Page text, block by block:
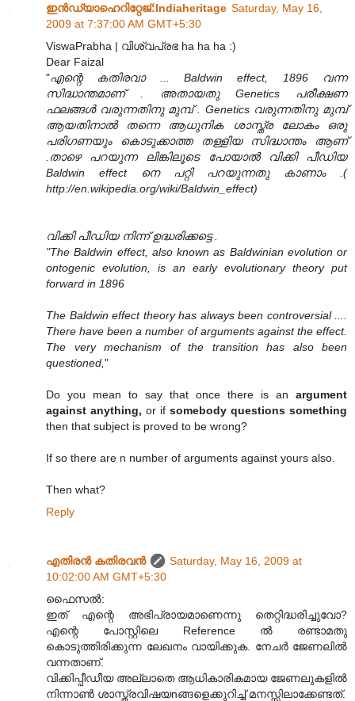
ഇന്‍ഡ്യാഹെറിറ്റേജ്‌:Indiaheritage Saturday, May 16,
2009 at 7:37:00 AM GMT+5:30
ViswaPrabha | വിശ്വപ്രഭ ha ha ha :)
Dear Faizal
"എന്റെ കതിരവാ ... Baldwin effect, 1896 വന്ന
സിദ്ധാന്തമാണ്‌ . അതായതു Genetics പരീക്ഷണ
ഫലങ്ങള്‍ വരുന്നതിനു മുമ്പ് . Genetics വരുന്നതിനു മുമ്പ്
ആയതിനാല്‍ തന്നെ ആധുനിക ശാസ്ത്ര ലോകം ഒരു
പരിഗണയും കൊടുക്കാത്ത തള്ളിയ സിദ്ധാന്തം ആണ്
.താഴെ പറയുന്ന ലിങ്കിലൂടെ പോയാല്‍ വിക്കി പീഡിയ
Baldwin effect നെ പറ്റി പറയുന്നതു കാണാം .(
http://en.wikipedia.org/wiki/Baldwin_effect)
വിക്കി പീഡിയ നിന്ന് ഉദ്ധരിക്കട്ടെ .
"The Baldwin effect, also known as Baldwinian evolution or
ontogenic evolution, is an early evolutionary theory put
forward in 1896
The Baldwin effect theory has always been controversial ....
There have been a number of arguments against the effect.
The very mechanism of the transition has also been
questioned, "
Do you mean to say that once there is an argument
against anything, or if somebody questions something
then that subject is proved to be wrong?
If so there are n number of arguments against yours also.
Then what?
Reply
എതിരന്‍ കതിരവന്‍
Saturday, May 16, 2009 at
10:02:00 AM GMT+5:30
ഫൈസൽ:
ഇത് എന്റെ അഭിപ്രായമാണെന്നു തെറ്റിദ്ധരിച്ചുവോ?
എന്റെ പോസ്റ്റിലെ Reference ൽ രണ്ടാമതു
കൊടുത്തിരിക്കുന്ന ലേഖനം വായിക്കുക. നേചർ ജേണലിൽ
വന്നതാണ്.
വിക്കിപ്പീഡീയ അല്ലാതെ ആധികാരികമായ ജേണലുകളിൽ
നിന്നാൺ ശാസ്ത്രവിഷയnങ്ങളെക്കുറിച്ച് മനസ്സിലാക്കേണ്ടത്.